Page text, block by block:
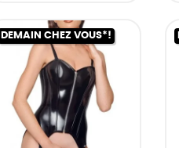
DEMAIN CHEZ VOUS*!